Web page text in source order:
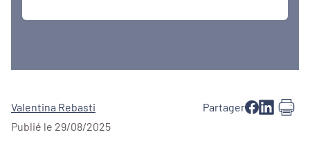
Valentina Rebasti
Publié le 29/08/2025
Partager